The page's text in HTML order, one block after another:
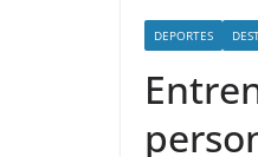
DEPORTES